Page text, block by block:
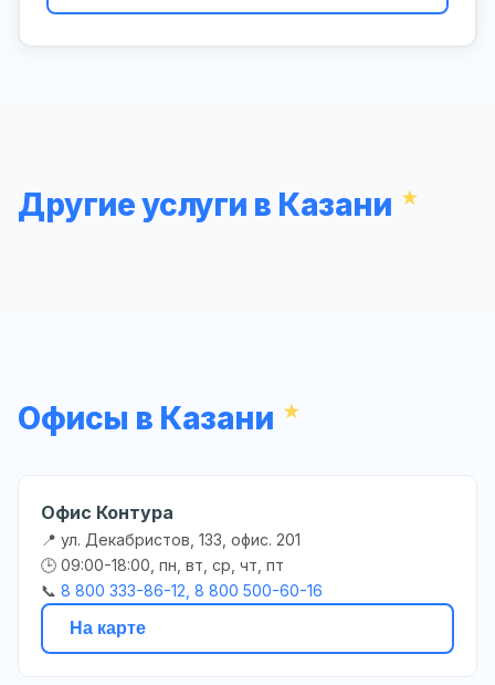
Другие услуги в Казани
Офисы в Казани
Офис Контура
📍 ул. Декабристов, 133, офис. 201
🕒 09:00-18:00, пн, вт, ср, чт, пт
📞 8 800 333-86-12, 8 800 500-60-16
На карте